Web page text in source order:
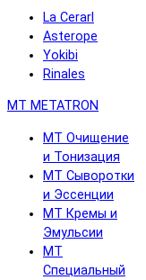
La Cerarl
Asterope
Yokibi
Rinales
MT METATRON
MT Очищение
и Тонизация
MT Сыворотки
и Эссенции
MT Кремы и
Эмульсии
MT
Специальный